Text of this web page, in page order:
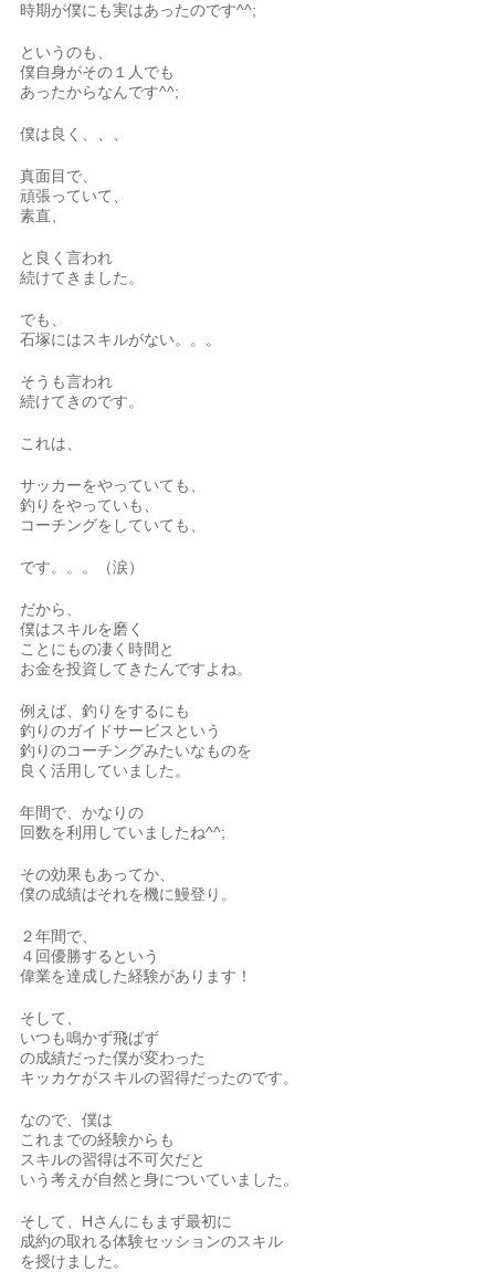
時期が僕にも実はあったのです^^;
というのも、
僕自身がその１人でも
あったからなんです^^;
僕は良く、、、
真面目で、
頑張っていて、
素直、
と良く言われ
続けてきました。
でも、
石塚にはスキルがない。。。
そうも言われ
続けてきのです。
これは、
サッカーをやっていても、
釣りをやっていも、
コーチングをしていても、
です。。。（涙）
だから、
僕はスキルを磨く
ことにもの凄く時間と
お金を投資してきたんですよね。
例えば、釣りをするにも
釣りのガイドサービスという
釣りのコーチングみたいなものを
良く活用していました。
年間で、かなりの
回数を利用していましたね^^;
その効果もあってか、
僕の成績はそれを機に鰻登り。
２年間で、
４回優勝するという
偉業を達成した経験があります！
そして、
いつも鳴かず飛ばず
の成績だった僕が変わった
キッカケがスキルの習得だったのです。
なので、僕は
これまでの経験からも
スキルの習得は不可欠だと
いう考えが自然と身についていました。
そして、Hさんにもまず最初に
成約の取れる体験セッションのスキル
を授けました。